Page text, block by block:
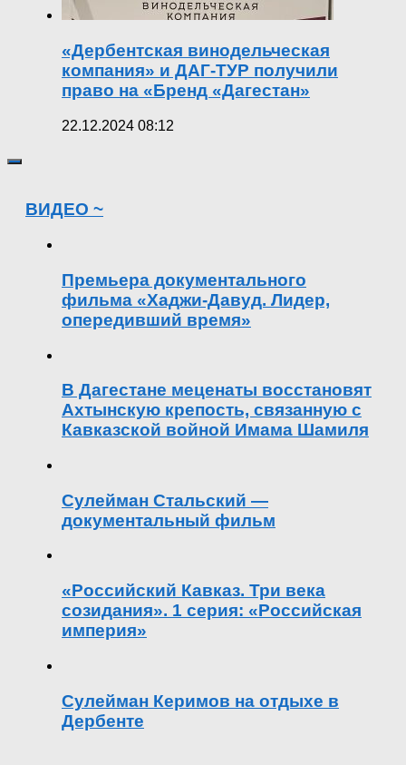
«Дербентская винодельческая
компания» и ДАГ-ТУР получили
право на «Бренд «Дагестан»
22.12.2024 08:12
ВИДЕО ~
Премьера документального
фильма «Хаджи-Давуд. Лидер,
опередивший время»
В Дагестане меценаты восстановят
Ахтынскую крепость, связанную с
Кавказской войной Имама Шамиля
Сулейман Стальский —
документальный фильм
«Российский Кавказ. Три века
созидания». 1 серия: «Российская
империя»
Сулейман Керимов на отдыхе в
Дербенте